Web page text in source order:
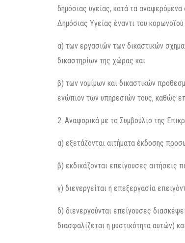
δημόσιας υγείας, κατά τα
Δημόσιας Υγείας έναντι του
α) των εργασιών των δικαστικών
δικαστηρίων της χώρας και
β) των νομίμων και δικαστικών
ενώπιον των υπηρεσιών τους, καθώς
2. Αναφορικά με το Συμβούλιο της
α) εξετάζονται αιτήματα έκδοσης
β) εκδικάζονται επείγουσες αιτήσεις
γ) διενεργείται η επεξεργασία
δ) διενεργούνται επείγουσες
διασφαλίζεται η μυστικότητα αυτών)